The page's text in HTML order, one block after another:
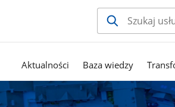
Aktualności Baza wiedzy